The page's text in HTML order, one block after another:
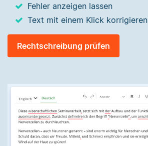
Fehler anzeigen lassen
Text mit einem Klick korrigieren
Rechtschreibung prüfen